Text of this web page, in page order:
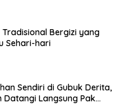
Tradisional Bergizi yang
Sehari-hari
Sendiri di Gubuk Derita,
Langsung Pak